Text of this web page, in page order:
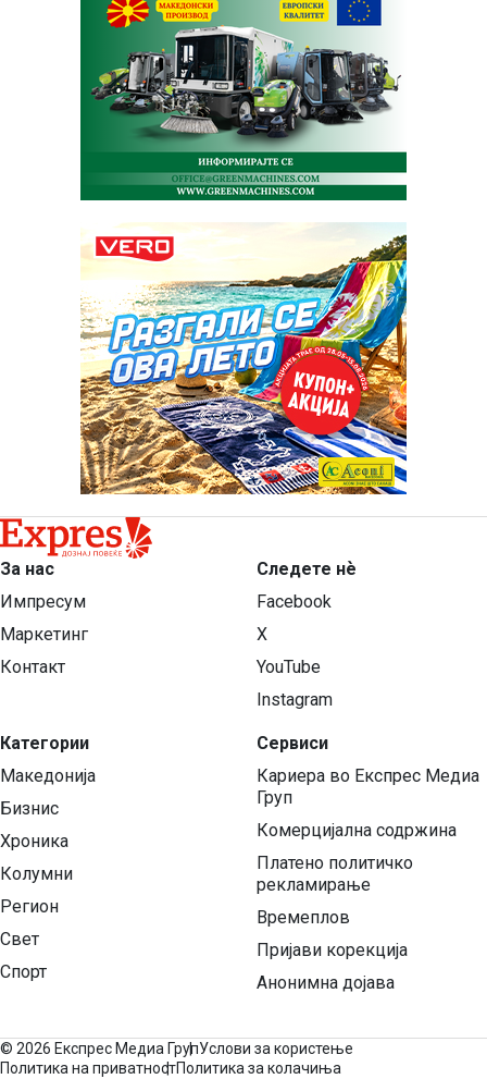
За нас
Импресум
Маркетинг
Контакт
Категории
Македонија
Бизнис
Хроника
Колумни
Регион
Свет
Спорт
Следете нѐ
Facebook
X
YouTube
Instagram
Сервиси
Кариера во Експрес Медиа
Груп
Комерцијална содржина
Платено политичко
рекламирање
Времеплов
Пријави корекција
Анонимна дојава
© 2026 Експрес Медиа ГрупУслови за користење
Политика на приватностПолитика за колачиња